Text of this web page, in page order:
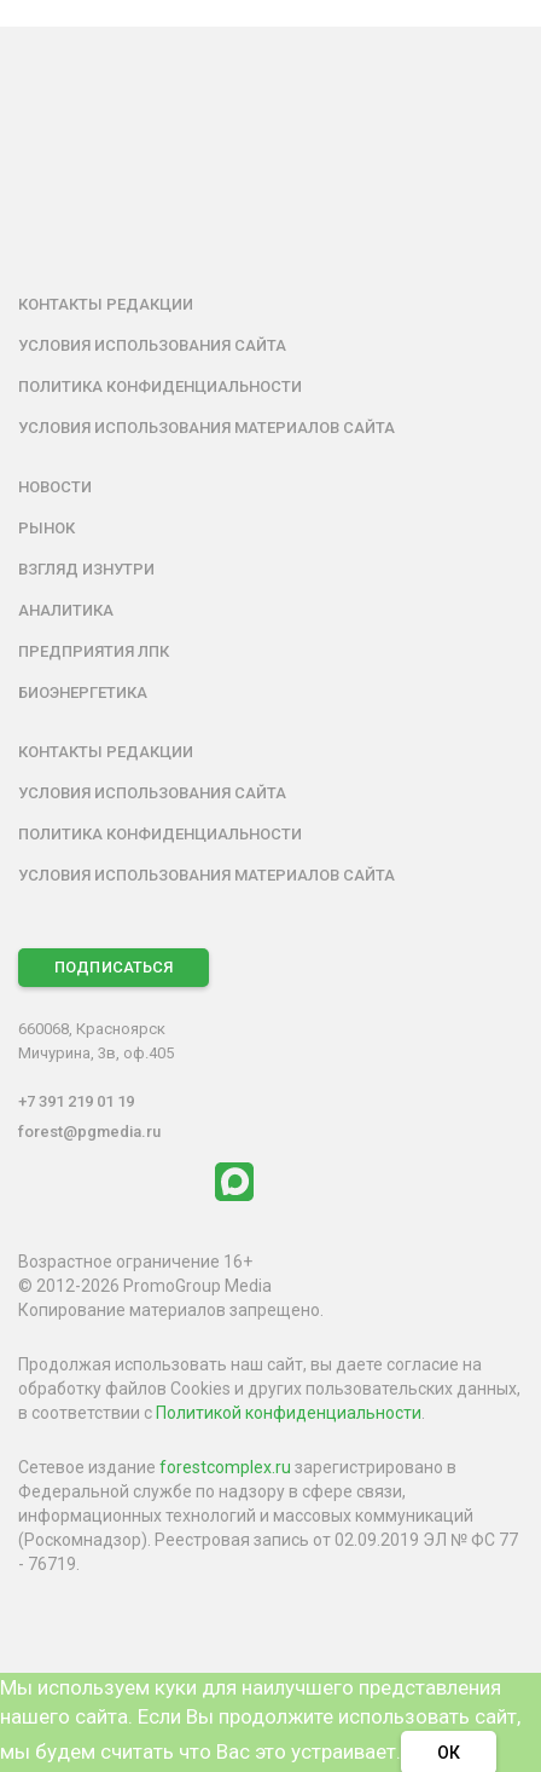
КОНТАКТЫ РЕДАКЦИИ
УСЛОВИЯ ИСПОЛЬЗОВАНИЯ САЙТА
ПОЛИТИКА КОНФИДЕНЦИАЛЬНОСТИ
УСЛОВИЯ ИСПОЛЬЗОВАНИЯ МАТЕРИАЛОВ САЙТА
НОВОСТИ
РЫНОК
ВЗГЛЯД ИЗНУТРИ
АНАЛИТИКА
ПРЕДПРИЯТИЯ ЛПК
БИОЭНЕРГЕТИКА
КОНТАКТЫ РЕДАКЦИИ
УСЛОВИЯ ИСПОЛЬЗОВАНИЯ САЙТА
ПОЛИТИКА КОНФИДЕНЦИАЛЬНОСТИ
УСЛОВИЯ ИСПОЛЬЗОВАНИЯ МАТЕРИАЛОВ САЙТА
ПОДПИСАТЬСЯ
660068, Красноярск
Мичурина, 3в, оф.405
+7 391 219 01 19
forest@pgmedia.ru
Возрастное ограничение 16+
© 2012-2026 PromoGroup Media
Копирование материалов запрещено.
Продолжая использовать наш сайт, вы даете согласие на
обработку файлов Cookies и других пользовательских данных,
в соответствии с Политикой конфиденциальности.
Сетевое издание forestcomplex.ru зарегистрировано в
Федеральной службе по надзору в сфере связи,
информационных технологий и массовых коммуникаций
(Роскомнадзор). Реестровая запись от 02.09.2019 ЭЛ № ФС 77
- 76719.
Мы используем куки для наилучшего представления
нашего сайта. Если Вы продолжите использовать сайт,
мы будем считать что Вас это устраивает.
ОК